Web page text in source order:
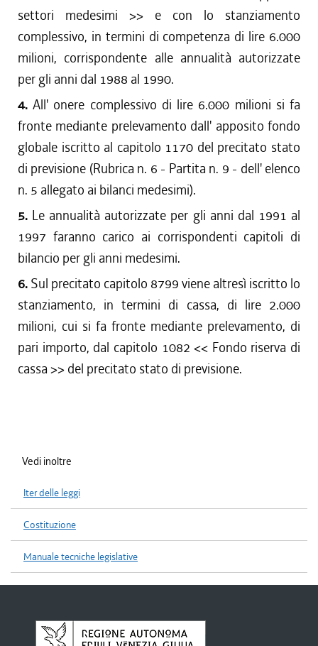
settori medesimi >> e con lo stanziamento
complessivo, in termini di competenza di lire 6.000
milioni, corrispondente alle annualità autorizzate
per gli anni dal 1988 al 1990.
4. All' onere complessivo di lire 6.000 milioni si fa
fronte mediante prelevamento dall' apposito fondo
globale iscritto al capitolo 1170 del precitato stato
di previsione (Rubrica n. 6 - Partita n. 9 - dell' elenco
n. 5 allegato ai bilanci medesimi).
5. Le annualità autorizzate per gli anni dal 1991 al
1997 faranno carico ai corrispondenti capitoli di
bilancio per gli anni medesimi.
6. Sul precitato capitolo 8799 viene altresì iscritto lo
stanziamento, in termini di cassa, di lire 2.000
milioni, cui si fa fronte mediante prelevamento, di
pari importo, dal capitolo 1082 << Fondo riserva di
cassa >> del precitato stato di previsione.
Vedi inoltre
Iter delle leggi
Costituzione
Manuale tecniche legislative